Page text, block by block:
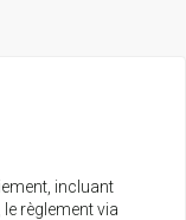
incluant
règlement via